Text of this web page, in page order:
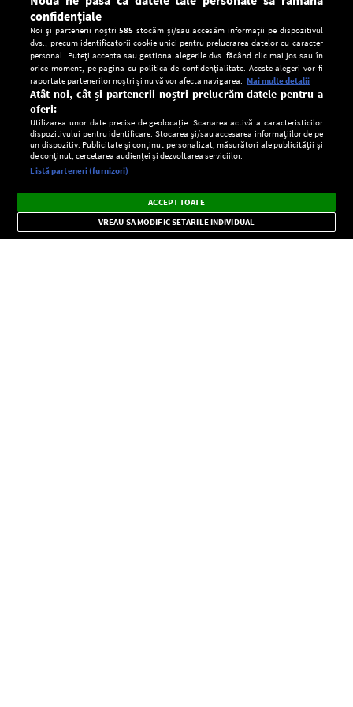
CONFIDENŢIALITATE
Setări:
Dark
Mode
Radio live, podcasturi, știri și alerte
importante.
×
confidențiale
Noi și partenerii noștri585 stocăm și/sau accesăm informații pe dispozitivul
dvs., precum identificatorii cookie unici pentru prelucrarea datelor cu caracter
personal. Puteți accepta sau gestiona alegerile dvs. făcând clic mai jos sau în
orice moment, pe pagina cu politica de confidențialitate. Aceste alegeri vor fi
raportate partenerilor noștri și nu vă vor afecta navigarea. Mai multe detalii
Atât noi, cât și partenerii noștri prelucrăm datele pentru a
oferi:
Utilizarea unor date precise de geolocație. Scanarea activă a caracteristicilor
dispozitivului pentru identificare. Stocarea și/sau accesarea informațiilor de pe
un dispozitiv. Publicitate și conținut personalizat, măsurători ale publicității și
de conținut, cercetarea audienței și dezvoltarea serviciilor.
Listă parteneri (furnizori)
ACCEPT TOATE
VREAU SA MODIFIC SETARILE INDIVIDUAL